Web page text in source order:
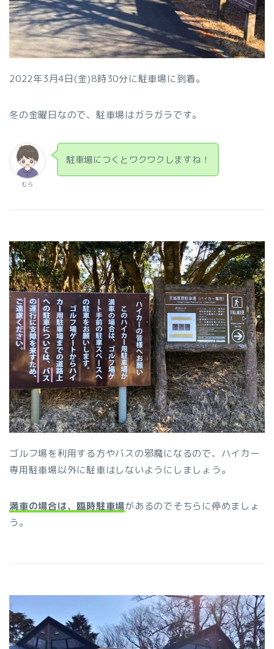
2022年3月4日(金)8時30分に駐車場に到着。
冬の金曜日なので、駐車場はガラガラです。
むら
駐車場につくとワクワクしますね！
ゴルフ場を利用する方やバスの邪魔になるので、ハイカー
専用駐車場以外に駐車はしないようにしましょう。
満車の場合は、臨時駐車場があるのでそちらに停めましょ
う。